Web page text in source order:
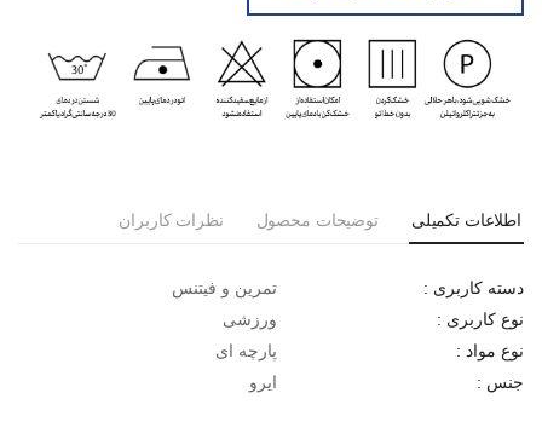
اطلاعات تکمیلی توضیحات محصول نظرات کاربران
دسته کاربری : تمرین و فیتنس
نوع کاربری : ورزشی
نوع مواد : پارچه ای
جنس : ایرو